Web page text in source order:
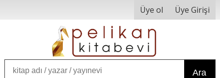
Üye ol Üye Girişi
Ara